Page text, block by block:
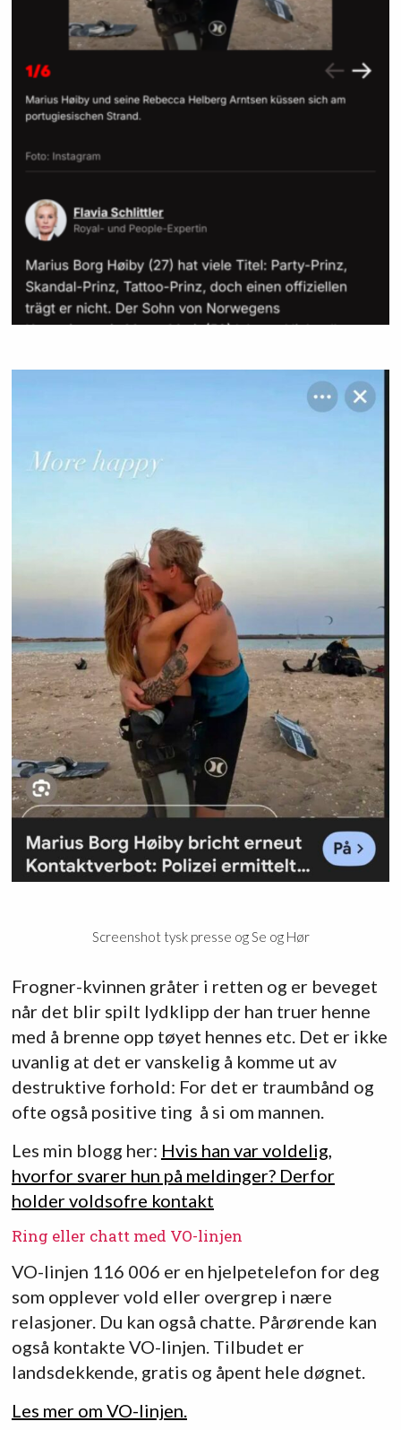
Screenshot tysk presse og Se og Hør
Frogner-kvinnen gråter i retten og er beveget
når det blir spilt lydklipp der han truer henne
med å brenne opp tøyet hennes etc. Det er ikke
uvanlig at det er vanskelig å komme ut av
destruktive forhold: For det er traumbånd og
ofte også positive ting å si om mannen.
Les min blogg her: Hvis han var voldelig,
hvorfor svarer hun på meldinger? Derfor
holder voldsofre kontakt
Ring eller chatt med VO-linjen
VO-linjen 116 006 er en hjelpetelefon for deg
som opplever vold eller overgrep i nære
relasjoner. Du kan også chatte. Pårørende kan
også kontakte VO-linjen. Tilbudet er
landsdekkende, gratis og åpent hele døgnet.
Les mer om VO-linjen.